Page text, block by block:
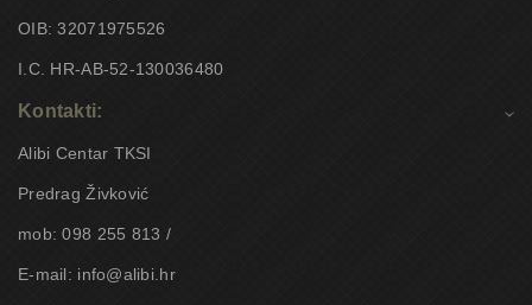
OIB: 32071975526
I.C. HR-AB-52-130036480
Kontakti:
Alibi Centar TKSI
Predrag Živković
mob: 098 255 813 /
E-mail: info@alibi.hr